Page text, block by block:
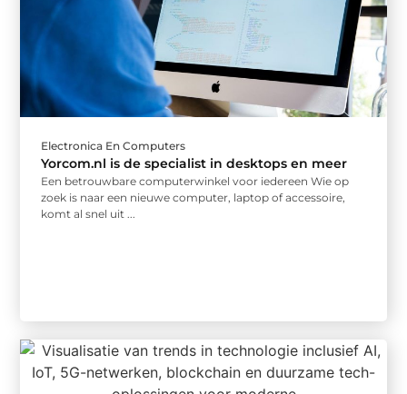
Electronica En Computers
Yorcom.nl is de specialist in desktops en meer
Een betrouwbare computerwinkel voor iedereen Wie op
zoek is naar een nieuwe computer, laptop of accessoire,
komt al snel uit ...